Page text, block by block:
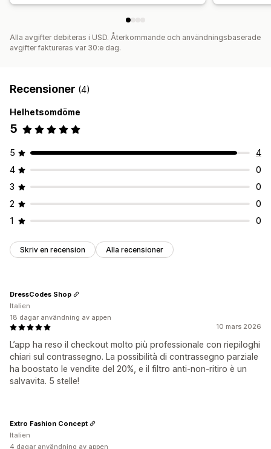
Alla avgifter debiteras i USD. Återkommande och användningsbaserade
avgifter faktureras var 30:e dag.
Recensioner (4)
Helhetsomdöme
5
5
4
4
0
3
0
2
0
1
0
Skriv en recension Alla recensioner
10 mars 2026
L’app ha reso il checkout molto più professionale con riepiloghi
chiari sul contrassegno. La possibilità di contrassegno parziale
ha boostato le vendite del 20%, e il filtro anti-non-ritiro è un
salvavita. 5 stelle!
DressCodes Shop
Italien
18 dagar användning av appen
Extro Fashion Concept
Italien
4 dagar användning av appen